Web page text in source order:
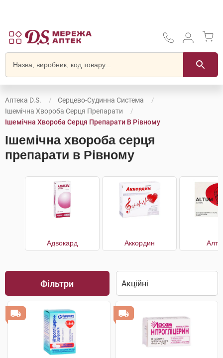
Аптека D.S.
Серцево-Судинна Система
Ішемічна Хвороба Серця Препарати
Ішемічна Хвороба Серця Препарати В Рівному
Ішемічна хвороба серця
препарати в Рівному
Адвокард Аккордин
Фільтри